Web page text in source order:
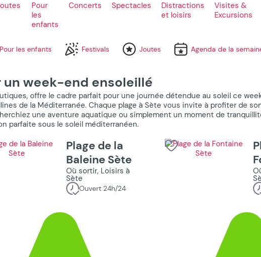
Pour
les
enfants
Concerts Spectacles
Distractions
et loisirs
Visites &
Excursions
Pour les enfants Festivals Joutes Agenda de la
un week-end ensoleillé
offre le cadre parfait pour une journée détendue au soleil ce
de la Méditerranée. Chaque plage à Sète vous invite à profiter de
une aventure aquatique ou simplement un moment de
parfaite sous le soleil méditerranéen.
Plage de la
Baleine Sète
Où sortir, Loisirs à
Sète
Ouvert 24h/24